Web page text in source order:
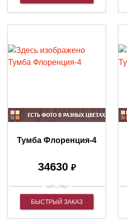
Тумба Флоренция-4
34630 ₽
БЫСТРЫЙ ЗАКАЗ